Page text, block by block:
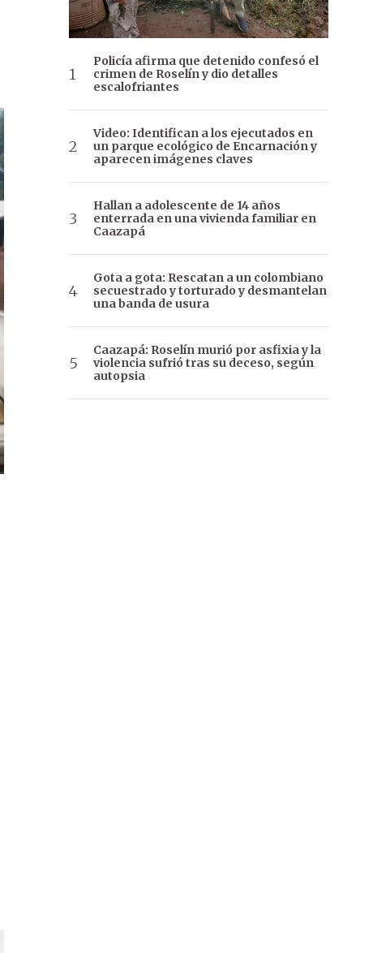
Policía afirma que detenido confesó el
crimen de Roselín y dio detalles
escalofriantes
Video: Identifican a los ejecutados en
un parque ecológico de Encarnación y
aparecen imágenes claves
Hallan a adolescente de 14 años
enterrada en una vivienda familiar en
Caazapá
Gota a gota: Rescatan a un colombiano
secuestrado y torturado y desmantelan
una banda de usura
Caazapá: Roselín murió por asfixia y la
violencia sufrió tras su deceso, según
autopsia